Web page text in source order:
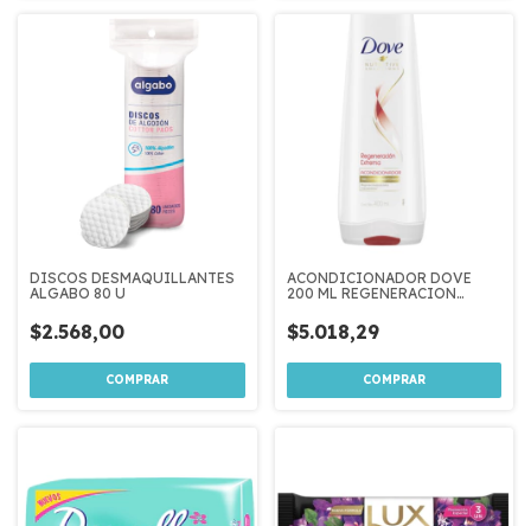
DISCOS DESMAQUILLANTES
ALGABO 80 U
$2.568,00
ACONDICIONADOR DOVE
200 ML REGENERACION
$5.018,29